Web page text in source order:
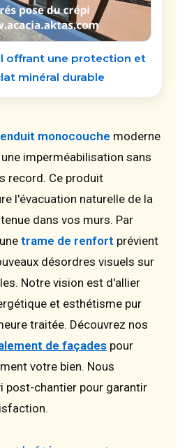
offrant une protection et
minéral durable
enduit monocouche moderne
imperméabilisation sans
record. Ce produit
l'évacuation naturelle de la
dans vos murs. Par
trame de renfort prévient
désordres visuels sur
Notre vision est d'allier
et esthétisme pur
traitée. Découvrez nos
de façades pour
votre bien. Nous
post-chantier pour garantir